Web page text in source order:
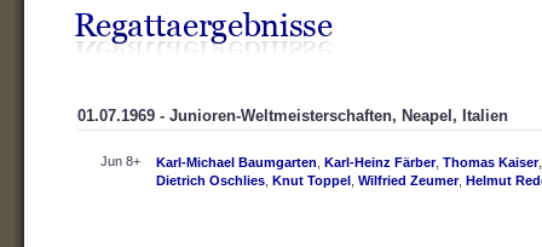
01.07.1969 - Junioren-Weltmeisterschaften, Neapel, Italien
Jun 8+ Karl-Michael Baumgarten Karl-Heinz Färber, Thomas Kaiser
Dietrich Oschlies Knut Toppel Wilfried Zeumer, Helmut